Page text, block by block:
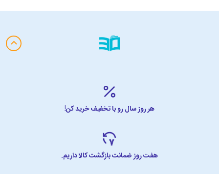
هر روز سال رو با تخفیف خرید کن!
هفت روز ضمانت بازگشت کالا داریم.